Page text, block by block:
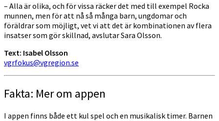
– Alla är olika, och för vissa räcker det med till exempel Rocka
munnen, men för att nå så många barn, ungdomar och
föräldrar som möjligt, vet vi att det är kombinationen av flera
insatser som gör skillnad, avslutar Sara Olsson.
Text: Isabel Olsson
vgrfokus@vgregion.se
Fakta: Mer om appen
I appen finns både ett kul spel och en musikalisk timer. Barnen